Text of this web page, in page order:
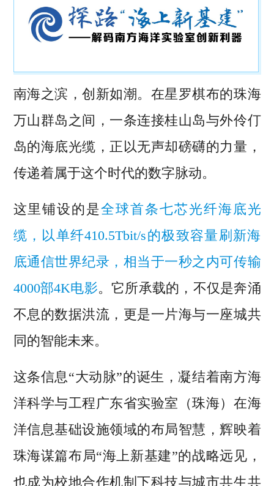
南海之滨，创新如潮。在星罗棋布的珠海
万山群岛之间，一条连接桂山岛与外伶仃
岛的海底光缆，正以无声却磅礴的力量，
传递着属于这个时代的数字脉动。
这里铺设的是全球首条七芯光纤海底光
缆，以单纤410.5Tbit/s的极致容量刷新海
底通信世界纪录，相当于一秒之内可传输
4000部4K电影。它所承载的，不仅是奔涌
不息的数据洪流，更是一片海与一座城共
同的智能未来。
这条信息“大动脉”的诞生，凝结着南方海
洋科学与工程广东省实验室（珠海）在海
洋信息基础设施领域的布局智慧，辉映着
珠海谋篇布局“海上新基建”的战略远见，
也成为校地合作机制下科技与城市共生共